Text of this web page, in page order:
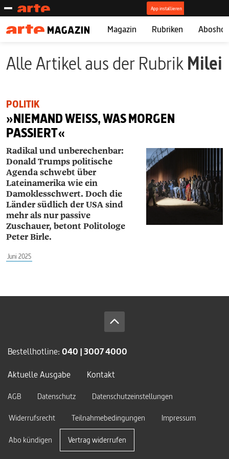
Magazin Rubriken
Alle Artikel aus der RubrikMilei
POLITIK
»NIEMAND WEISS, WAS MORGEN P
ASSIERT«
Radikal und unberechenbar:
Donald Trumps politische
Agenda schwebt über
Lateinamerika wie ein
Damokles­schwert. Doch die
Länder südlich der USA sind
mehr als nur passive
Zuschauer, betont Politologe
Peter Birle.
Juni 2025
Bestellhotline: 040 | 3007 4000
Aktuelle Ausgabe
Kontakt
AGB Datenschutz
Datenschutzeinstellungen
Widerrufsrecht
Teilnahmebedingungen Impressum
Abo kündigen Vertrag widerrufen